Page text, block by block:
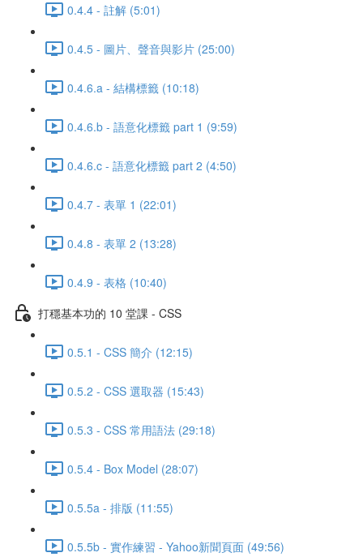
0.4.4 - 註解 (5:01)
0.4.5 - 圖片、聲音與影片 (25:00)
0.4.6.a - 結構標籤 (10:18)
0.4.6.b - 語意化標籤 part 1 (9:59)
0.4.6.c - 語意化標籤 part 2 (4:50)
0.4.7 - 表單 1 (22:01)
0.4.8 - 表單 2 (13:28)
0.4.9 - 表格 (10:40)
打穩基本功的 10 堂課 - CSS
0.5.1 - CSS 簡介 (12:15)
0.5.2 - CSS 選取器 (15:43)
0.5.3 - CSS 常用語法 (29:18)
0.5.4 - Box Model (28:07)
0.5.5a - 排版 (11:55)
0.5.5b - 實作練習 - Yahoo新聞頁面 (49:56)